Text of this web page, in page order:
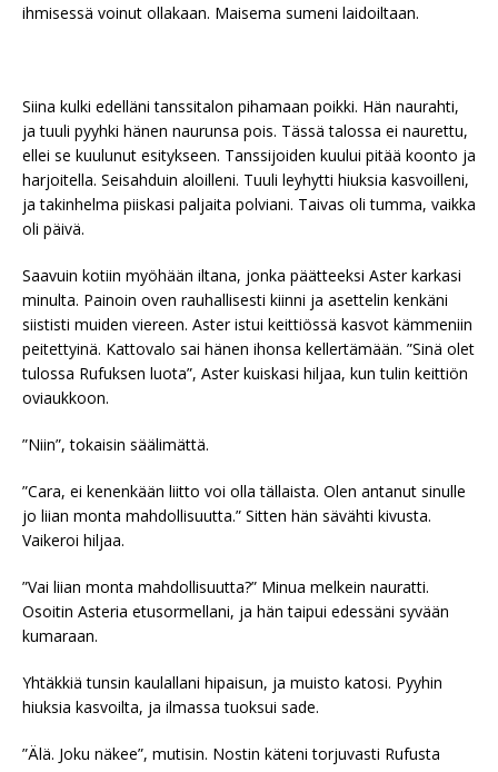
ihmisessä voinut ollakaan. Maisema sumeni laidoiltaan.
Siina kulki edelläni tanssitalon pihamaan poikki. Hän naurahti,
ja tuuli pyyhki hänen naurunsa pois. Tässä talossa ei naurettu,
ellei se kuulunut esitykseen. Tanssijoiden kuului pitää koonto ja
harjoitella. Seisahduin aloilleni. Tuuli leyhytti hiuksia kasvoilleni,
ja takinhelma piiskasi paljaita polviani. Taivas oli tumma, vaikka
oli päivä.
Saavuin kotiin myöhään iltana, jonka päätteeksi Aster karkasi
minulta. Painoin oven rauhallisesti kiinni ja asettelin kenkäni
siististi muiden viereen. Aster istui keittiössä kasvot kämmeniin
peitettyinä. Kattovalo sai hänen ihonsa kellertämään. ”Sinä olet
tulossa Rufuksen luota”, Aster kuiskasi hiljaa, kun tulin keittiön
oviaukkoon.
”Niin”, tokaisin säälimättä.
”Cara, ei kenenkään liitto voi olla tällaista. Olen antanut sinulle
jo liian monta mahdollisuutta.” Sitten hän sävähti kivusta.
Vaikeroi hiljaa.
”Vai liian monta mahdollisuutta?” Minua melkein nauratti.
Osoitin Asteria etusormellani, ja hän taipui edessäni syvään
kumaraan.
Yhtäkkiä tunsin kaulallani hipaisun, ja muisto katosi. Pyyhin
hiuksia kasvoilta, ja ilmassa tuoksui sade.
”Älä. Joku näkee”, mutisin. Nostin käteni torjuvasti Rufusta